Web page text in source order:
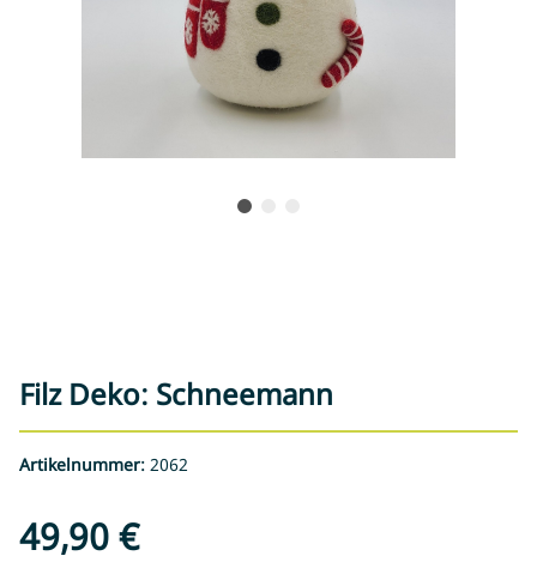
Filz Deko: Schneemann
Artikelnummer: 2062
49,90 €